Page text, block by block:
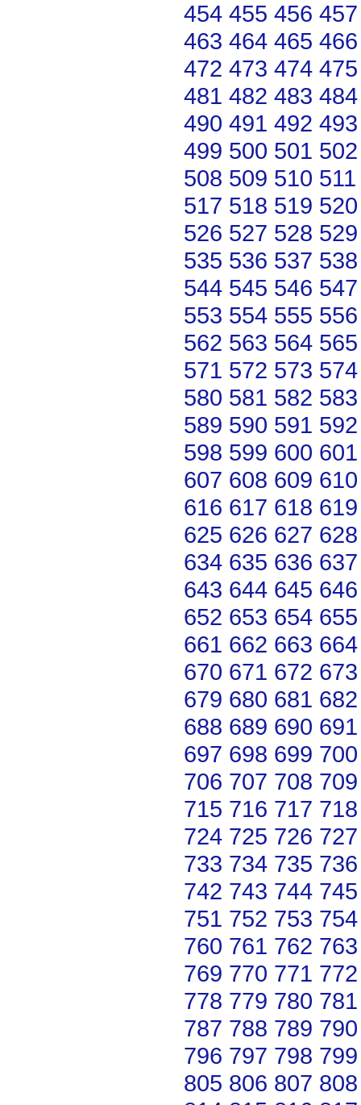
454 455 456 457
463 464 465 466
472 473 474 475
481 482 483 484
490 491 492 493
499 500 501 502
508 509 510 511
517 518 519 520
526 527 528 529
535 536 537 538
544 545 546 547
553 554 555 556
562 563 564 565
571 572 573 574
580 581 582 583
589 590 591 592
598 599 600 601
607 608 609 610
616 617 618 619
625 626 627 628
634 635 636 637
643 644 645 646
652 653 654 655
661 662 663 664
670 671 672 673
679 680 681 682
688 689 690 691
697 698 699 700
706 707 708 709
715 716 717 718
724 725 726 727
733 734 735 736
742 743 744 745
751 752 753 754
760 761 762 763
769 770 771 772
778 779 780 781
787 788 789 790
796 797 798 799
805 806 807 808